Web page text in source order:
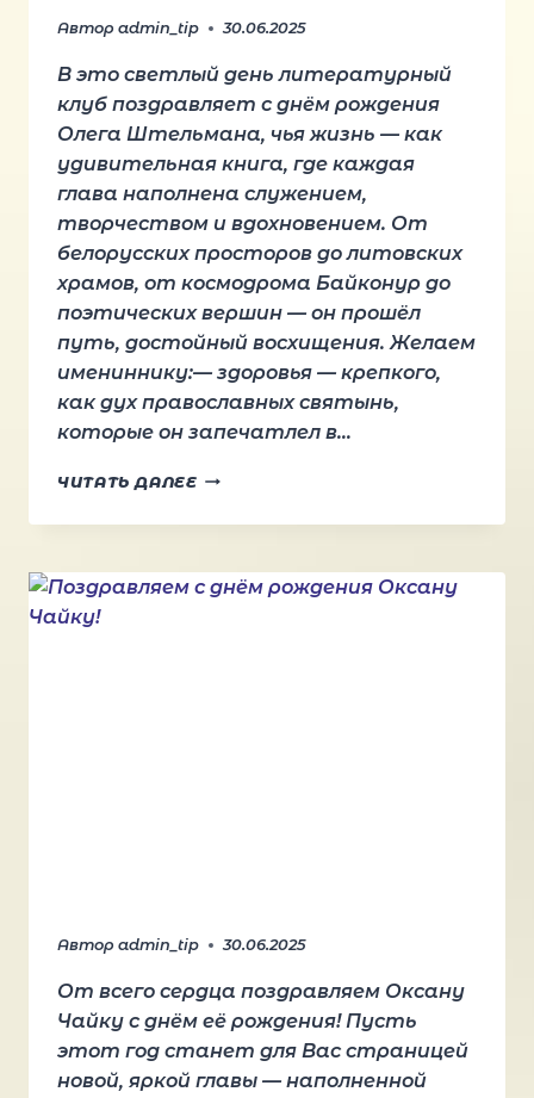
Автор admin_tip 30.06.2025
В это светлый день литературный
клуб поздравляет с днём рождения
Олега Штельмана, чья жизнь — как
удивительная книга, где каждая
глава наполнена служением,
творчеством и вдохновением. От
белорусских просторов до литовских
храмов, от космодрома Байконур до
поэтических вершин — он прошёл
путь, достойный восхищения. Желаем
имениннику:— здоровья — крепкого,
как дух православных святынь,
которые он запечатлел в…
ЧИТАТЬ ДАЛЕЕПОЗДРАВЛЯЕМ
ДНЁМ
ОЛЕГА
ШТЕЛЬМАНА!
Автор admin_tip 30.06.2025
От всего сердца поздравляем Оксану
Чайку с днём её рождения! Пусть
этот год станет для Вас страницей
новой, яркой главы — наполненной